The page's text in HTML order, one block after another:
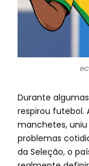
Durante
respirou futebol.
manchetes,
problemas
da Seleção, o